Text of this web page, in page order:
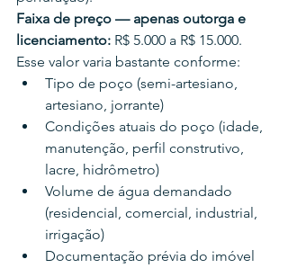
Faixa de preço — apenas outorga e
licenciamento: R$ 5.000 a R$ 15.000.
Esse valor varia bastante conforme:
Tipo de poço (semi-artesiano,
artesiano, jorrante)
Condições atuais do poço (idade,
manutenção, perfil construtivo,
lacre, hidrômetro)
Volume de água demandado
(residencial, comercial, industrial,
irrigação)
Documentação prévia do imóvel